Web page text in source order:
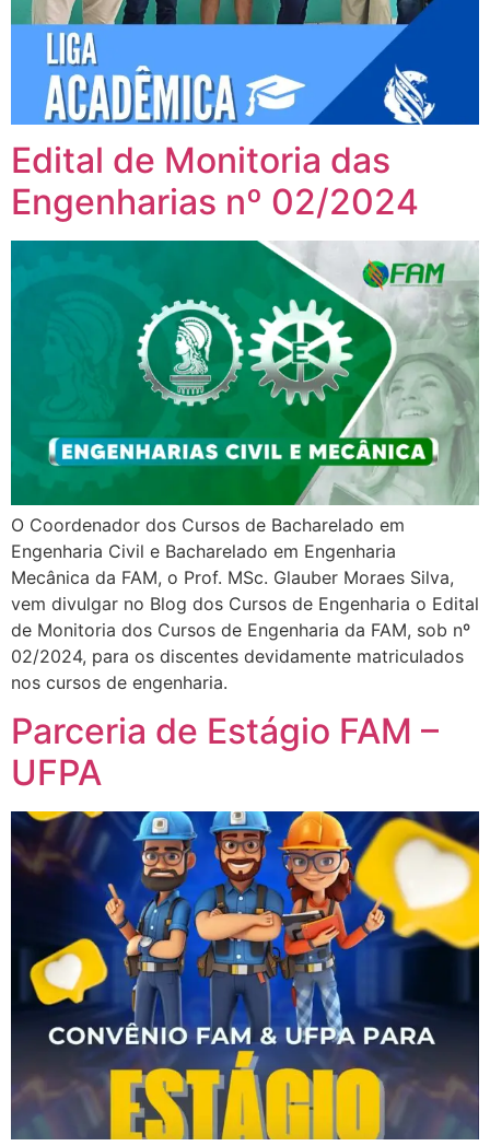
Edital de Monitoria das
Engenharias nº 02/2024
O Coordenador dos Cursos de Bacharelado em
Engenharia Civil e Bacharelado em Engenharia
Mecânica da FAM, o Prof. MSc. Glauber Moraes Silva,
vem divulgar no Blog dos Cursos de Engenharia o Edital
de Monitoria dos Cursos de Engenharia da FAM, sob nº
02/2024, para os discentes devidamente matriculados
nos cursos de engenharia.
Parceria de Estágio FAM –
UFPA